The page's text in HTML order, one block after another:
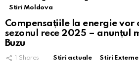
Stiri Moldova
Compensațiile la energie vor
sezonul rece 2025 – anunțul
Buzu
1 Shares Stiri actuale Stiri Externe